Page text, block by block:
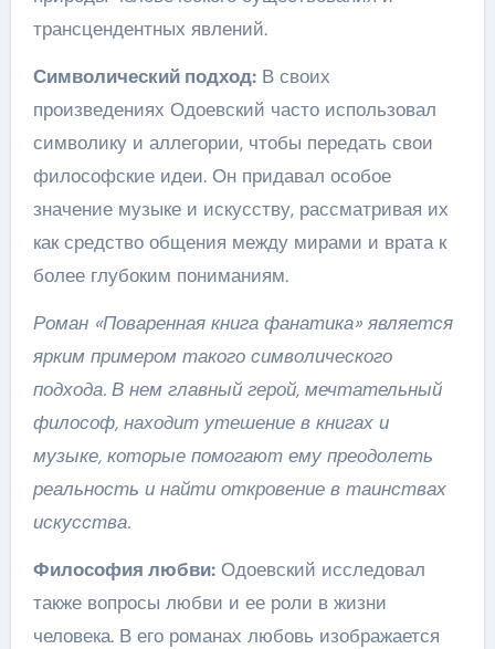
трансцендентных явлений.
Символический подход:В своих
произведениях Одоевский часто использовал
символику и аллегории, чтобы передать свои
философские идеи. Он придавал особое
значение музыке и искусству, рассматривая их
как средство общения между мирами и врата к
более глубоким пониманиям.
Роман «Поваренная книга фанатика» является
ярким примером такого символического
подхода. В нем главный герой, мечтательный
философ, находит утешение в книгах и
музыке, которые помогают ему преодолеть
реальность и найти откровение в таинствах
искусства.
Философия любви:Одоевский исследовал
также вопросы любви и ее роли в жизни
человека. В его романах любовь изображается